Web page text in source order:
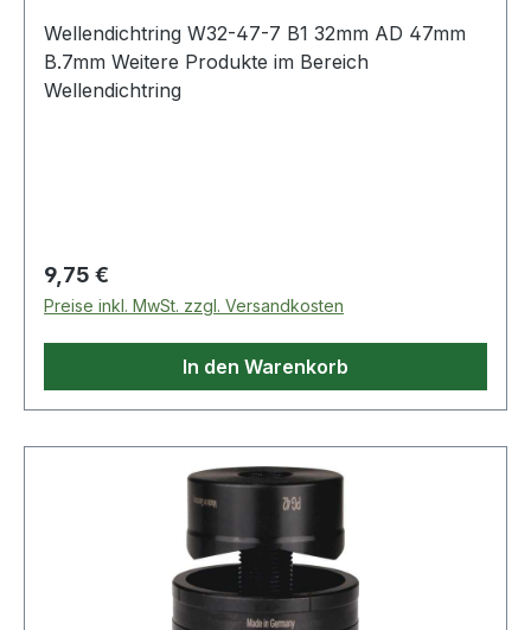
Wellendichtring W32-47-7 B1 32mm AD 47mm
B.7mm Weitere Produkte im Bereich
Wellendichtring
Regulärer Preis:
9,75 €
Preise inkl. MwSt. zzgl. Versandkosten
In den Warenkorb